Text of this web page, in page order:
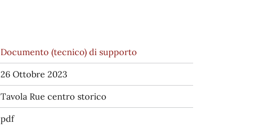
Documento (tecnico) di supporto
26 Ottobre 2023
Tavola Rue centro storico
pdf